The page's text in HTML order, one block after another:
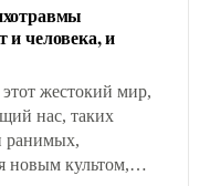
и человека, и
жестокий мир,
нас, таких
ранимых,
новым культом,